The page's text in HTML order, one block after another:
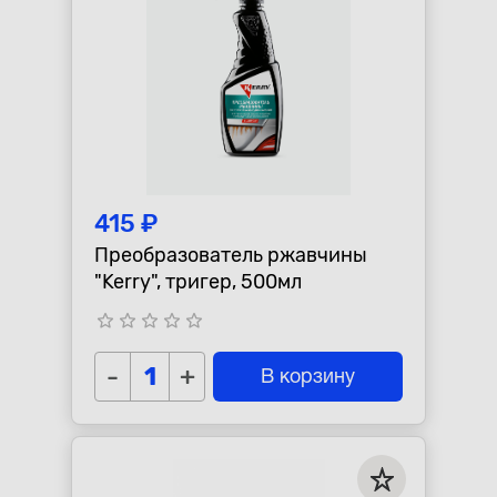
415 ₽
Преобразователь ржавчины
"Kerry", тригер, 500мл
star_border star_border star_border star_border star_border
- + В корзину